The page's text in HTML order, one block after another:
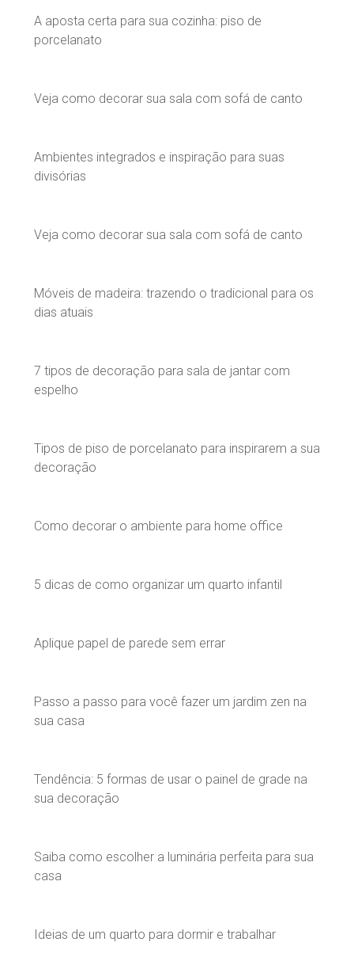
A aposta certa para sua cozinha: piso de
porcelanato
Veja como decorar sua sala com sofá de canto
Ambientes integrados e inspiração para suas
divisórias
Veja como decorar sua sala com sofá de canto
Móveis de madeira: trazendo o tradicional para os
dias atuais
7 tipos de decoração para sala de jantar com
espelho
Tipos de piso de porcelanato para inspirarem a sua
decoração
Como decorar o ambiente para home office
5 dicas de como organizar um quarto infantil
Aplique papel de parede sem errar
Passo a passo para você fazer um jardim zen na
sua casa
Tendência: 5 formas de usar o painel de grade na
sua decoração
Saiba como escolher a luminária perfeita para sua
casa
Ideias de um quarto para dormir e trabalhar